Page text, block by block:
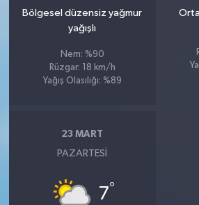
Bölgesel düzensiz yağmur
yağışlı
Nem: %90
Rüzgar: 18 km/h
Yağış Olasılığı: %89
23 MART
PAZARTESI
7°